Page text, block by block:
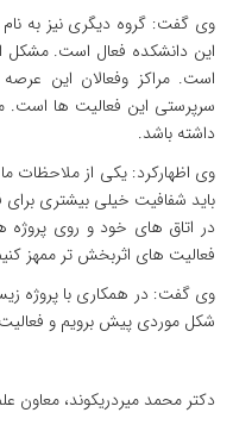
وی گفت: گروه دیگری نیز به
این دانشکده فعال است. مشکل
است. مراکز وفعالان این
سرپرستی این فعالیت ها است.
داشته باشد.
وی اظهارکرد: یکی از ملاحظات
باید شفافیت خیلی بیشتری
در اتاق های خود و روی پروژه
فعالیت های اثربخش تر ممهز
وی گفت: در همکاری با پروژه
شکل موردی پیش برویم و
دکتر محمد میردریکوند،